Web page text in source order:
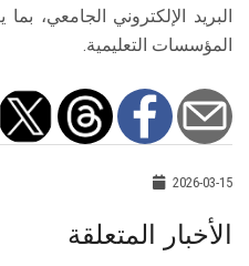
البريد الإلكتروني الجامعي،
المؤسسات التعليمية.
2026-03-15
الأخبار المتعلقة